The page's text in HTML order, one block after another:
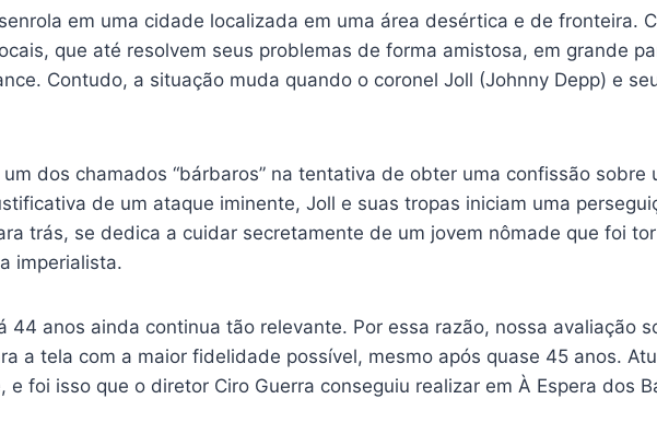
em uma cidade localizada em uma área desértica e de fronteira.
que até resolvem seus problemas de forma amistosa, em grande
Contudo, a situação muda quando o coronel Joll (Johnny Depp) e
dos chamados “bárbaros” na tentativa de obter uma confissão sobre
de um ataque iminente, Joll e suas tropas iniciam uma
trás, se dedica a cuidar secretamente de um jovem nômade que foi
imperialista.
44 anos ainda continua tão relevante. Por essa razão, nossa avaliação
a tela com a maior fidelidade possível, mesmo após quase 45 anos.
foi isso que o diretor Ciro Guerra conseguiu realizar em À Espera dos